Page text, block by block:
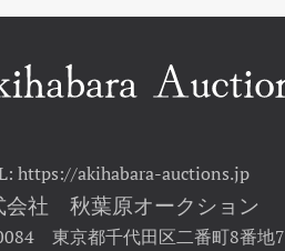
https://akihabara-auctions.jp
会社 秋葉原オークション
東京都千代田区二番町8番地7